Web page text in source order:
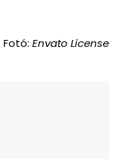
Fotó: Envato License